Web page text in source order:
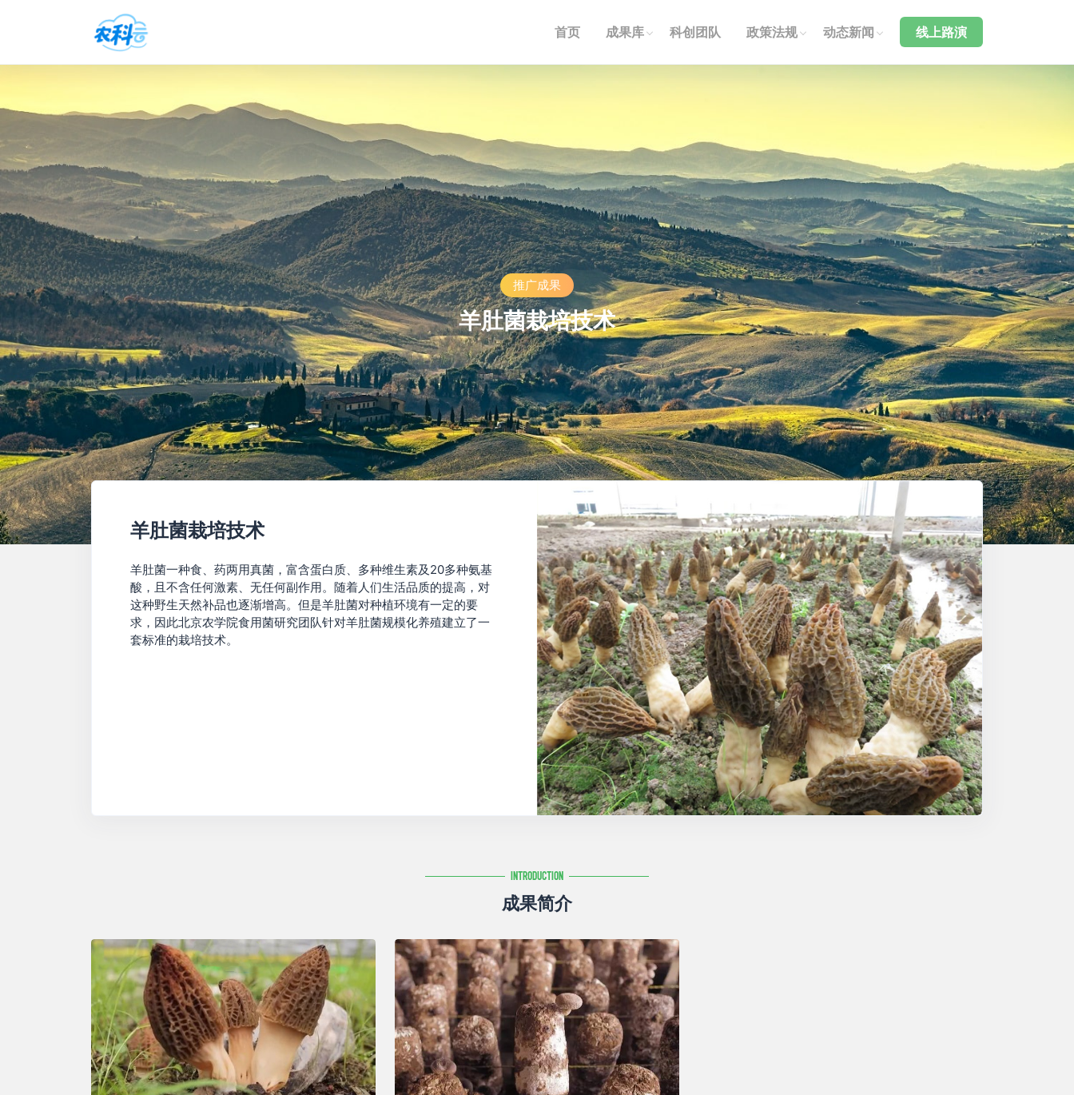
首页 成果库 科创团队 政策法规 动态新闻 线上路演
推广成果
羊肚菌栽培技术
羊肚菌栽培技术
羊肚菌一种食、药两用真菌，富含蛋白质、多种维生素及20多种氨基
酸，且不含任何激素、无任何副作用。随着人们生活品质的提高，对
这种野生天然补品也逐渐增高。但是羊肚菌对种植环境有一定的要
求，因此北京农学院食用菌研究团队针对羊肚菌规模化养殖建立了一
套标准的栽培技术。
Introduction
成果简介